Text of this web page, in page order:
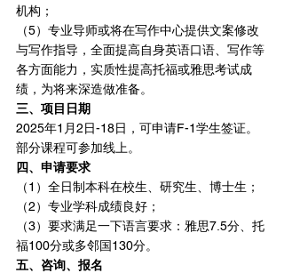
机构；
（5）专业导师或将在写作中心提供文案修改
与写作指导，全面提高自身英语口语、写作等
各方面能力，实质性提高托福或雅思考试成
绩，为将来深造做准备。
三、项目日期
2025年1月2日-18日，可申请F-1学生签证。
部分课程可参加线上。
四、申请要求
（1）全日制本科在校生、研究生、博士生；
（2）专业学科成绩良好；
（3）要求满足一下语言要求：雅思7.5分、托
福100分或多邻国130分。
五、咨询、报名